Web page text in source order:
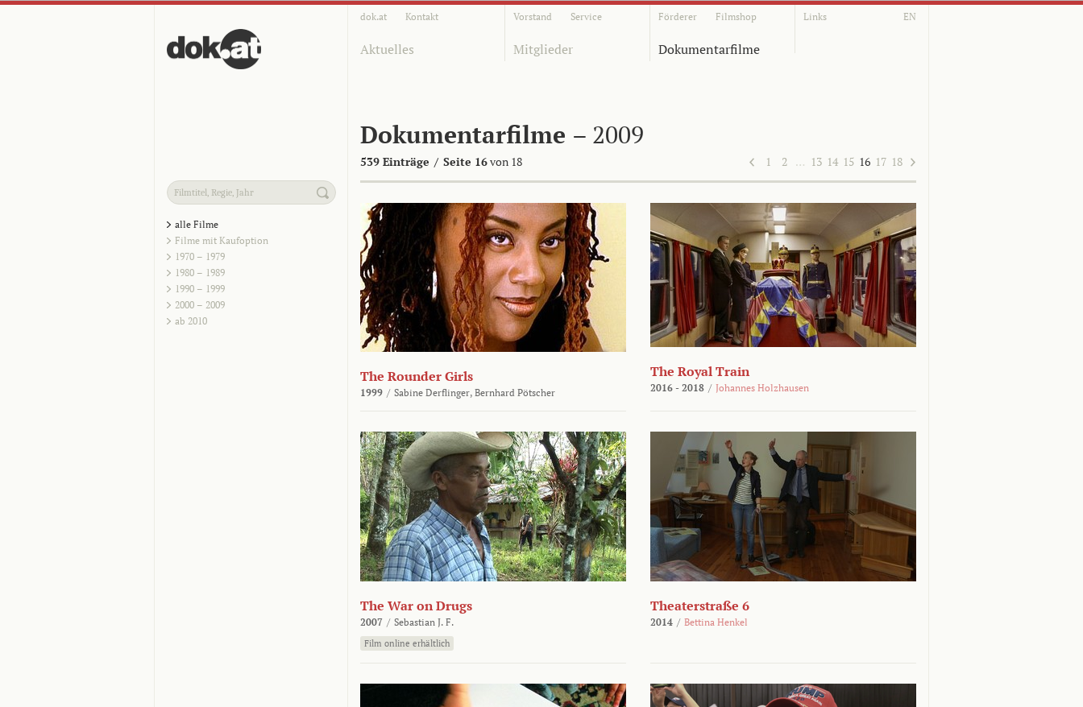
dok.at Kontakt Vorstand Service Förderer Filmshop Links EN
Aktuelles Mitglieder Dokumentarfilme
Dokumentarfilme – 2009
539 Einträge / Seite 16von 18 1 2 … 13 14 15 16 17 18
alle Filme
Filme mit Kaufoption
1970 – 1979
1980 – 1989
1990 – 1999
2000 – 2009
ab 2010
The Rounder Girls
1999 / Sabine Derflinger, Bernhard Pötscher
The Royal Train
2016 - 2018 / Johannes Holzhausen
The War on Drugs
2007 / Sebastian J. F.
Film online erhältlich
Theaterstraße 6
2014 / Bettina Henkel